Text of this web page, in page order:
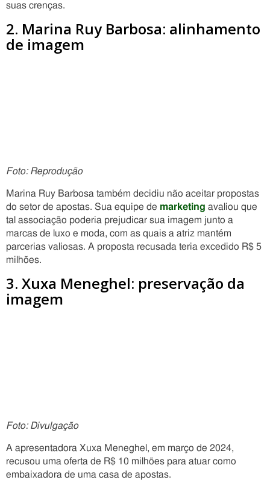
suas crenças.
2. Marina Ruy Barbosa: alinhamento
de imagem
Foto: Reprodução
Marina Ruy Barbosa também decidiu não aceitar propostas
do setor de apostas. Sua equipe de marketing avaliou que
tal associação poderia prejudicar sua imagem junto a
marcas de luxo e moda, com as quais a atriz mantém
parcerias valiosas. A proposta recusada teria excedido R$ 5
milhões.
3. Xuxa Meneghel: preservação da
imagem
Foto: Divulgação
A apresentadora Xuxa Meneghel, em março de 2024,
recusou uma oferta de R$ 10 milhões para atuar como
embaixadora de uma casa de apostas.